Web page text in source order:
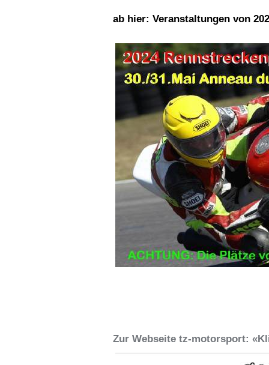
ab hier: Veranstaltungen von
Zur Webseite tz-motorsport: